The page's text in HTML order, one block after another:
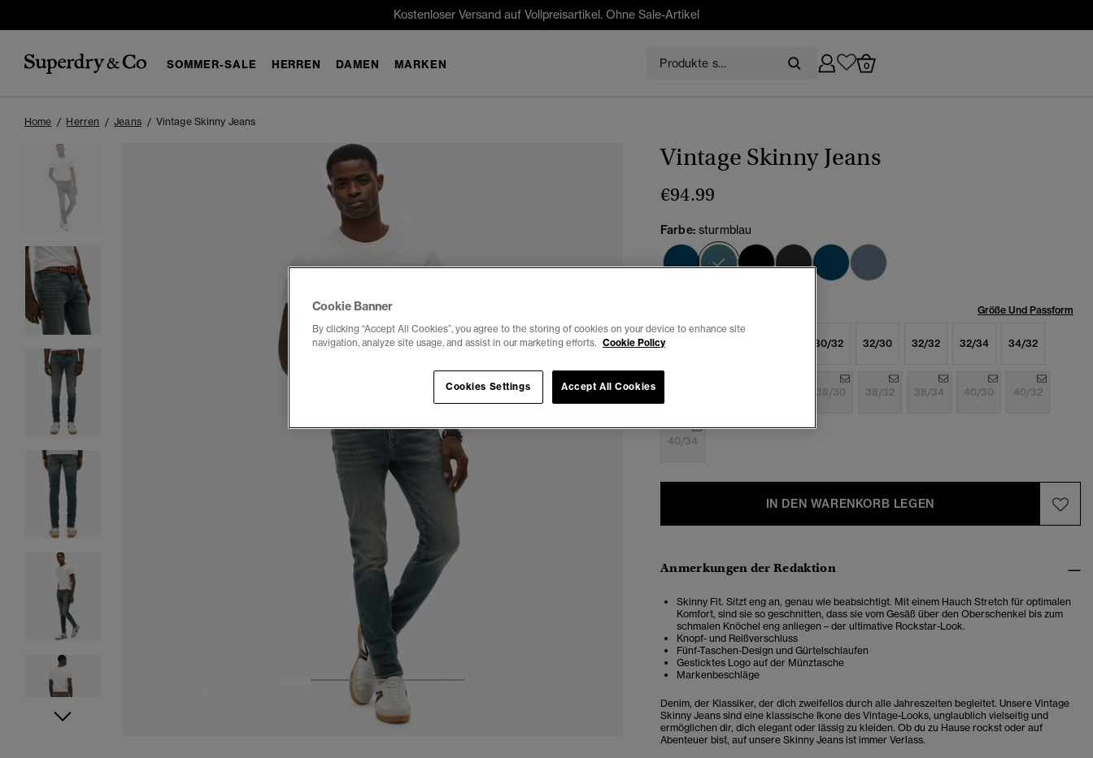
Kostenloser Versand auf Vollpreisartikel. Ohne Sale-Artikel
SOMMER-SALE HERREN DAMEN MARKEN 0
Home Herren Jeans Vintage Skinny Jeans
3 4
Vintage Skinny Jeans
€94.99
Farbe: sturmblau
Ausgewählt
Größe Und Passform
30/32 32/30 32/32 32/34 34/32
38/30 38/32 38/34 40/30 40/32
40/34
IN DEN WARENKORB LEGEN
Anmerkungen der Redaktion
Skinny Fit. Sitzt eng an, genau wie beabsichtigt. Mit einem Hauch Stretch für optimalen
Komfort, sind sie so geschnitten, dass sie vom Gesäß über den Oberschenkel bis zum
schmalen Knöchel eng anliegen – der ultimative Rockstar-Look.
Knopf- und Reißverschluss
Fünf-Taschen-Design und Gürtelschlaufen
Gesticktes Logo auf der Münztasche
Markenbeschläge
Denim, der Klassiker, der dich zweifellos durch alle Jahreszeiten begleitet. Unsere Vintage
Skinny Jeans sind eine klassische Ikone des Vintage-Looks, unglaublich vielseitig und
ermöglichen dir, dich elegant oder lässig zu kleiden. Ob du zu Hause rockst oder auf
Abenteuer bist, auf unsere Skinny Jeans ist immer Verlass.
Cookie Banner
By clicking “Accept All Cookies”, you agree to the storing of cookies on your device to enhance site
navigation, analyze site usage, and assist in our marketing efforts. Cookie Policy
Accept All Cookies
Cookies Settings